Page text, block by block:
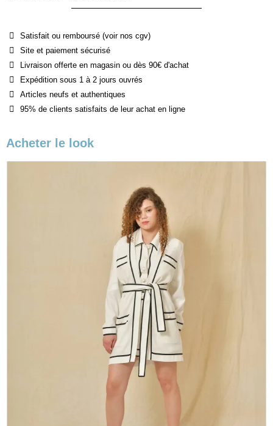
Satisfait ou remboursé (voir nos cgv)
Site et paiement sécurisé
Livraison offerte en magasin ou dès 90€ d'achat
Expédition sous 1 à 2 jours ouvrés
Articles neufs et authentiques
95% de clients satisfaits de leur achat en ligne
Acheter le look